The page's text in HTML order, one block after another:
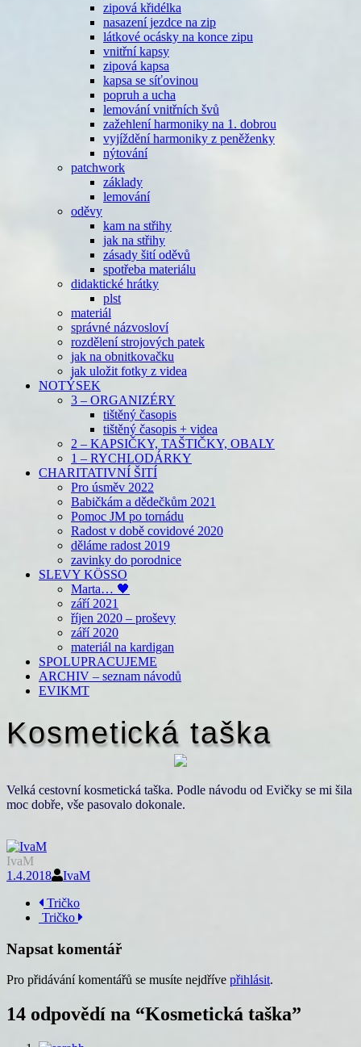
zipová křidélka
nasazení jezdce na zip
látkové ocásky na konce zipu
vnitřní kapsy
zipová kapsa
kapsa se síťovinou
popruh a ucha
lemování vnitřních švů
zažehlení harmoniky na 1. dobrou
vyjíždění harmoniky z peněženky
nýtování
patchwork
základy
lemování
oděvy
kam na střihy
jak na střihy
zásady šití oděvů
spotřeba materiálu
didaktické hrátky
plst
materiál
správné názvosloví
rozdělení strojových patek
jak na obnitkovačku
jak uložit fotky z videa
NOTÝSEK
3 – ORGANIZÉRY
tištěný časopis
tištěný časopis + videa
2 – KAPSIČKY, TAŠTIČKY, OBALY
1 – RYCHLODÁRKY
CHARITATIVNÍ ŠITÍ
Pro úsměv 2022
Babičkám a dědečkům 2021
Pomoc JM po tornádu
Radost v době covidové 2020
děláme radost 2019
zavinky do porodnice
SLEVY KÖSSO
Marta… 🖤
září 2021
říjen 2020 – proševy
září 2020
materiál na kardigan
SPOLUPRACUJEME
ARCHIV – seznam návodů
EVIKMT
Kosmetická taška
Velká cestovní kosmetická taška. Podle návodu od Evičky se mi šila
moc dobře, vše pasovalo dokonale.
IvaM
1.4.2018
IvaM
Navigace
příspěvku
Tričko
Tričko
Napsat komentář
Pro přidávání komentářů se musíte nejdříve přihlásit.
14 odpovědí na “Kosmetická taška”